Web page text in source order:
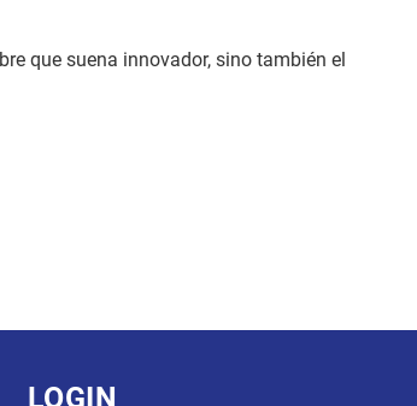
que suena innovador, sino también el
LOGIN